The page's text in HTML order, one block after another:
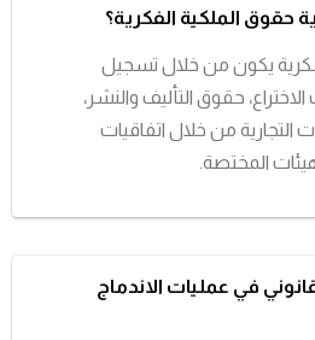
الملكية الفكرية؟
يكون من خلال تسجيل
الاختراع، حقوق التأليف والنشر،
من خلال اتفاقيات
المختصة.
في عمليات الاندماج